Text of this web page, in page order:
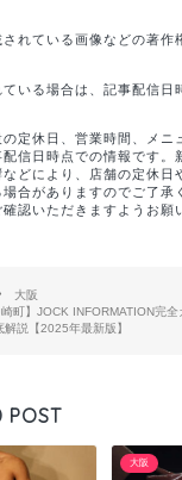
れている画像などの著作
いる場合は、記事配信日
定休日、営業時間、メニ
信日時点での情報です。
どにより、店舗の定休日
合がありますのでご了承
認いただきますようお願
大阪
崎町】JOCK INFORMATION完
説【2025年最新版】
POST
大阪